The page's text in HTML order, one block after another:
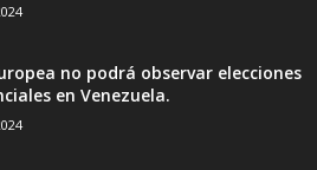
no podrá observar elecciones
en Venezuela.